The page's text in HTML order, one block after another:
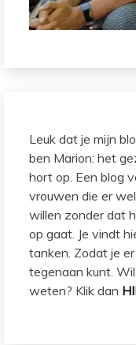
Leuk dat je mijn
ben Marion: het
hort op. Een blog
vrouwen die er
willen zonder dat
op gaat. Je vindt
tanken. Zodat je
tegenaan kunt.
weten? Klik dan